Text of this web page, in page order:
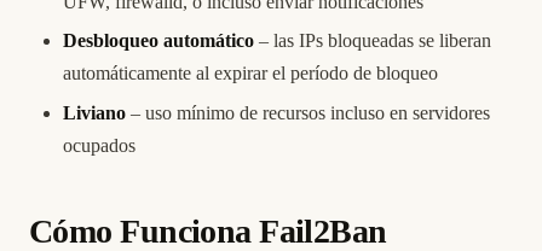
Desbloqueo automático – las IPs bloqueadas se liberan
automáticamente al expirar el período de bloqueo
Liviano – uso mínimo de recursos incluso en servidores
ocupados
Cómo Funciona Fail2Ban